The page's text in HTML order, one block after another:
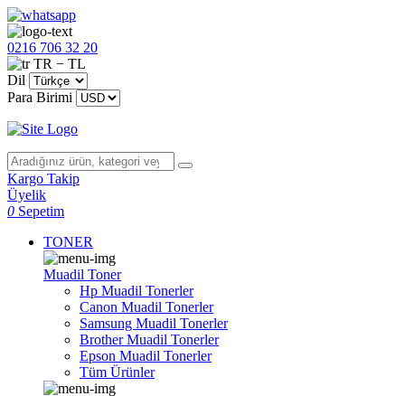
0216 706 32 20
TR − TL
Dil
Para Birimi
Kargo Takip
Üyelik
0 Sepetim
TONER
Muadil Toner
Hp Muadil Tonerler
Canon Muadil Tonerler
Samsung Muadil Tonerler
Brother Muadil Tonerler
Epson Muadil Tonerler
Tüm Ürünler